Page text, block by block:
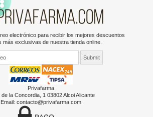
electrónico para recibir los mejores descuentos
más exclusivas de nuestra tienda online.
Privafarma
de la Concordia, 1 03802 Alcoi Alicante
Email: contacto@privafarma.com